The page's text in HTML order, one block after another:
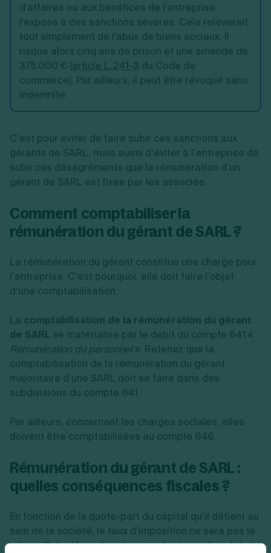
d'affaires ou aux bénéfices de l'entreprise
l'expose à des sanctions sévères. Cela relèverait
tout simplement de l'abus de biens sociaux. Il
risque alors cinq ans de prison et une amende de
375.000 € (article L.241-3 du Code de
commerce). Par ailleurs, il peut être révoqué sans
indemnité.
C’est pour éviter de faire subir ces sanctions aux
gérants de SARL, mais aussi d’éviter à l’entreprise de
subir ces désagréments que la rémunération d’un
gérant de SARL est fixée par les associés.
Comment comptabiliser la
rémunération du gérant de SARL ?
La rémunération du gérant constitue une charge pour
l’entreprise. C’est pourquoi, elle doit faire l’objet
d’une comptabilisation.
La comptabilisation de la rémunération du gérant
de SARL se matérialise par le débit du compte 641 «
Rémunération du personnel». Retenez que la
comptabilisation de la rémunération du gérant
majoritaire d’une SARL doit se faire dans des
subdivisions du compte 641.
Par ailleurs, concernant les charges sociales, elles
doivent être comptabilisées au compte 646.
Rémunération du gérant de SARL :
quelles conséquences fiscales ?
En fonction de la quote-part du capital qu’il détient au
sein de la société, le taux d’imposition ne sera pas le
même. Cela dépend également du régime fiscal de la